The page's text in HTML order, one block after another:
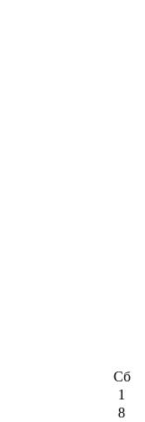
Сб
1
8